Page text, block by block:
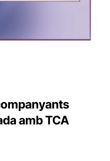
amb TCA